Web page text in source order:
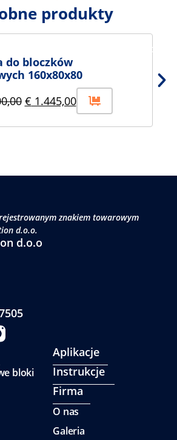
produkty
do bloczków
160x80x80
€ 1.445,00
znakiem towarowym
d.o.o.
d.o.o
bloki
Aplikacje
Instrukcje
Firma
O nas
Galeria